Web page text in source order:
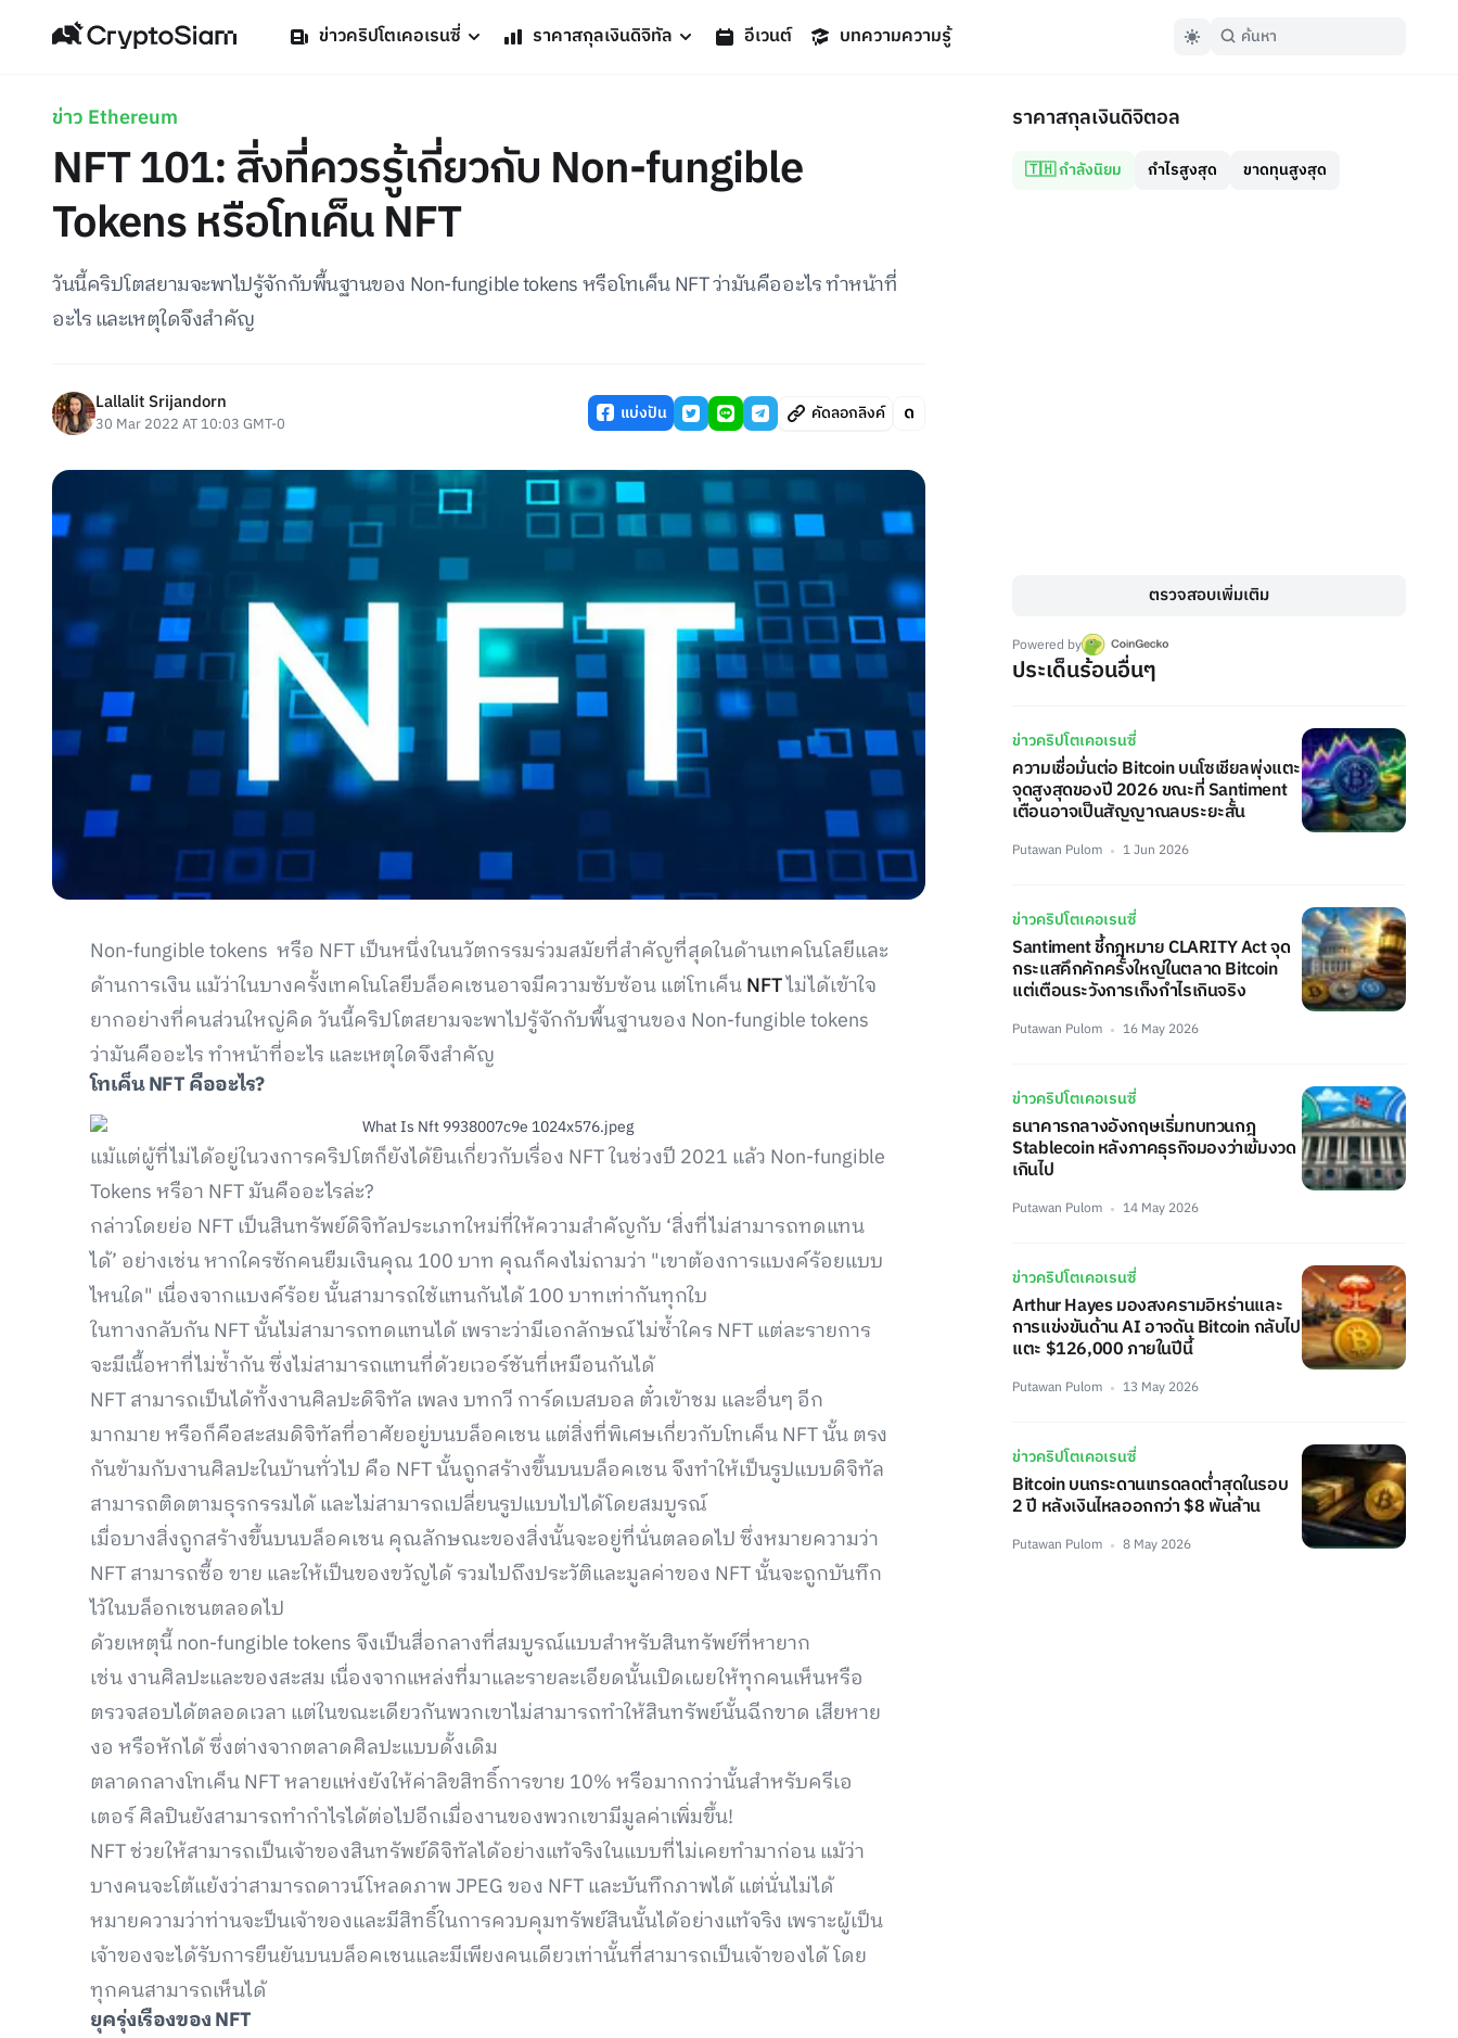
ข่าวคริปโตเคอเรนซี่ ราคาสกุลเงินดิจิทัล อีเวนต์ บทความความรู้
ข่าว Ethereum
NFT 101: สิ่งที่ควรรู้เกี่ยวกับ Non-fungible
Tokens หรือโทเค็น NFT
วันนี้คริปโตสยามจะพาไปรู้จักกับพื้นฐานของ Non-fungible tokens หรือโทเค็น NFT ว่ามันคืออะไร ทำหน้าที่
อะไร และเหตุใดจึงสำคัญ
Lallalit Srijandorn
30 Mar 2022 AT 10:03 GMT-0 แบ่งปัน คัดลอกลิงค์
Non-fungible tokens หรือ NFT เป็นหนึ่งในนวัตกรรมร่วมสมัยที่สำคัญที่สุดในด้านเทคโนโลยีและ
ด้านการเงิน แม้ว่าในบางครั้งเทคโนโลยีบล็อคเชนอาจมีความซับซ้อน แต่โทเค็นNFTไม่ได้เข้าใจ
ยากอย่างที่คนส่วนใหญ่คิด วันนี้คริปโตสยามจะพาไปรู้จักกับพื้นฐานของ Non-fungible tokens
ว่ามันคืออะไร ทำหน้าที่อะไร และเหตุใดจึงสำคัญ
โทเค็น NFT คืออะไร?
แม้แต่ผู้ที่ไม่ได้อยู่ในวงการคริปโตก็ยังได้ยินเกี่ยวกับเรื่อง NFT ในช่วงปี 2021 แล้ว Non-fungible
Tokens หรือา NFT มันคืออะไรล่ะ?
กล่าวโดยย่อ NFT เป็นสินทรัพย์ดิจิทัลประเภทใหม่ที่ให้ความสำคัญกับ ‘สิ่งที่ไม่สามารถทดแทน
ได้’ อย่างเช่น หากใครซักคนยืมเงินคุณ 100 บาท คุณก็คงไม่ถามว่า "เขาต้องการแบงค์ร้อยแบบ
ไหนใด" เนื่องจากแบงค์ร้อย นั้นสามารถใช้แทนกันได้ 100 บาทเท่ากันทุกใบ
ในทางกลับกัน NFT นั้นไม่สามารถทดแทนได้ เพราะว่ามีเอกลักษณ์ไม่ซ้ำใคร NFT แต่ละรายการ
จะมีเนื้อหาที่ไม่ซ้ำกัน ซึ่งไม่สามารถแทนที่ด้วยเวอร์ชันที่เหมือนกันได้
NFT สามารถเป็นได้ทั้งงานศิลปะดิจิทัล เพลง บทกวี การ์ดเบสบอล ตั๋วเข้าชม และอื่นๆ อีก
มากมาย หรือก็คือสะสมดิจิทัลที่อาศัยอยู่บนบล็อคเชน แต่สิ่งที่พิเศษเกี่ยวกับโทเค็น NFT นั้น ตรง
กันข้ามกับงานศิลปะในบ้านทั่วไป คือ NFT นั้นถูกสร้างขึ้นบนบล็อคเชน จึงทำให้เป็นรูปแบบดิจิทัล
สามารถติดตามธุรกรรมได้ และไม่สามารถเปลี่ยนรูปแบบไปได้โดยสมบูรณ์
เมื่อบางสิ่งถูกสร้างขึ้นบนบล็อคเชน คุณลักษณะของสิ่งนั้นจะอยู่ที่นั่นตลอดไป ซึ่งหมายความว่า
NFT สามารถซื้อ ขาย และให้เป็นของขวัญได้ รวมไปถึงประวัติและมูลค่าของ NFT นั้นจะถูกบันทึก
ไว้ในบล็อกเชนตลอดไป
ด้วยเหตุนี้ non-fungible tokens จึงเป็นสื่อกลางที่สมบูรณ์แบบสำหรับสินทรัพย์ที่หายาก
เช่น งานศิลปะและของสะสม เนื่องจากแหล่งที่มาและรายละเอียดนั้นเปิดเผยให้ทุกคนเห็นหรือ
ตรวจสอบได้ตลอดเวลา แต่ในขณะเดียวกันพวกเขาไม่สามารถทำให้สินทรัพย์นั้นฉีกขาด เสียหาย
งอ หรือหักได้ ซึ่งต่างจากตลาดศิลปะแบบดั้งเดิม
ตลาดกลางโทเค็น NFT หลายแห่งยังให้ค่าลิขสิทธิ์การขาย 10% หรือมากกว่านั้นสำหรับครีเอ
เตอร์ ศิลปินยังสามารถทำกำไรได้ต่อไปอีกเมื่องานของพวกเขามีมูลค่าเพิ่มขึ้น!
NFT ช่วยให้สามารถเป็นเจ้าของสินทรัพย์ดิจิทัลได้อย่างแท้จริงในแบบที่ไม่เคยทำมาก่อน แม้ว่า
บางคนจะโต้แย้งว่าสามารถดาวน์โหลดภาพ JPEG ของ NFT และบันทึกภาพได้ แต่นั่นไม่ได้
หมายความว่าท่านจะป็นเจ้าของและมีสิทธิ์ในการควบคุมทรัพย์สินนั้นได้อย่างแท้จริง เพราะผู้เป็น
เจ้าของจะได้รับการยืนยันบนบล็อคเชนและมีเพียงคนเดียวเท่านั้นที่สามารถเป็นเจ้าของได้ โดย
ทุกคนสามารถเห็นได้
ยุครุ่งเรืองของ NFT
ราคาสกุลเงินดิจิตอล
🇹🇭 กำลังนิยม กำไรสูงสุด ขาดทุนสูงสุด
ตรวจสอบเพิ่มเติม
Powered by
ประเด็นร้อนอื่นๆ
ข่าวคริปโตเคอเรนซี่
ความเชื่อมั่นต่อ Bitcoin บนโซเชียลพุ่งแตะ
จุดสูงสุดของปี 2026 ขณะที่ Santiment
เตือนอาจเป็นสัญญาณลบระยะสั้น
Putawan Pulom 1 Jun 2026
ข่าวคริปโตเคอเรนซี่
Santiment ชี้กฎหมาย CLARITY Act จุด
กระแสคึกคักครั้งใหญ่ในตลาด Bitcoin
แต่เตือนระวังการเก็งกำไรเกินจริง
Putawan Pulom 16 May 2026
ข่าวคริปโตเคอเรนซี่
ธนาคารกลางอังกฤษเริ่มทบทวนกฎ
Stablecoin หลังภาคธุรกิจมองว่าเข้มงวด
เกินไป
Putawan Pulom 14 May 2026
ข่าวคริปโตเคอเรนซี่
Arthur Hayes มองสงครามอิหร่านและ
การแข่งขันด้าน AI อาจดัน Bitcoin กลับไป
แตะ $126,000 ภายในปีนี้
Putawan Pulom 13 May 2026
ข่าวคริปโตเคอเรนซี่
Bitcoin บนกระดานเทรดลดต่ำสุดในรอบ
2 ปี หลังเงินไหลออกกว่า $8 พันล้าน
Putawan Pulom 8 May 2026